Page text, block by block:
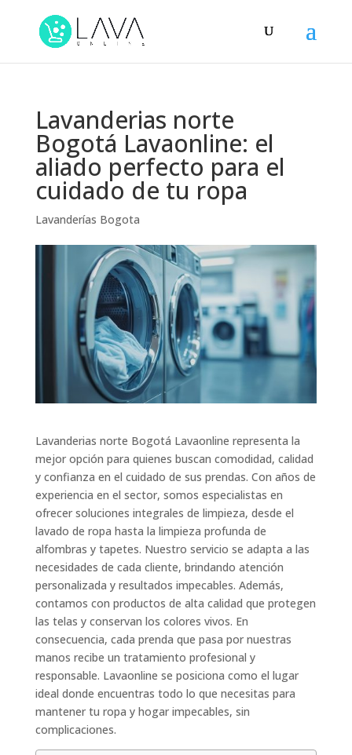
Lavanderias norte
Bogotá Lavaonline: el
aliado perfecto para el
cuidado de tu ropa
Lavanderías Bogota
Lavanderias norte Bogotá Lavaonline representa la
mejor opción para quienes buscan comodidad, calidad
y confianza en el cuidado de sus prendas. Con años de
experiencia en el sector, somos especialistas en
ofrecer soluciones integrales de limpieza, desde el
lavado de ropa hasta la limpieza profunda de
alfombras y tapetes. Nuestro servicio se adapta a las
necesidades de cada cliente, brindando atención
personalizada y resultados impecables. Además,
contamos con productos de alta calidad que protegen
las telas y conservan los colores vivos. En
consecuencia, cada prenda que pasa por nuestras
manos recibe un tratamiento profesional y
responsable. Lavaonline se posiciona como el lugar
ideal donde encuentras todo lo que necesitas para
mantener tu ropa y hogar impecables, sin
complicaciones.